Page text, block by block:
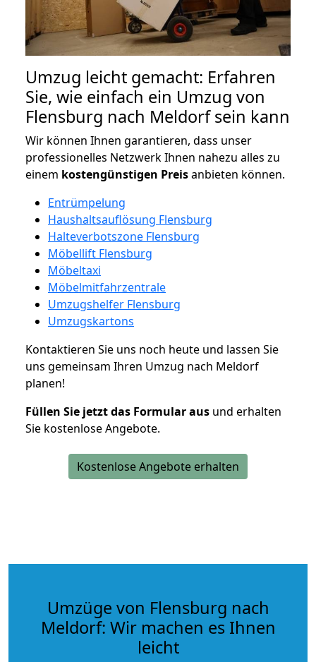
Umzug leicht gemacht: Erfahren
Sie, wie einfach ein Umzug von
Flensburg nach Meldorf sein kann
Wir können Ihnen garantieren, dass unser
professionelles Netzwerk Ihnen nahezu alles zu
einem kostengünstigen Preisanbieten können.
Entrümpelung
Haushaltsauflösung Flensburg
Halteverbotszone Flensburg
Möbellift Flensburg
Möbeltaxi
Möbelmitfahrzentrale
Umzugshelfer Flensburg
Umzugskartons
Kontaktieren Sie uns noch heute und lassen Sie
uns gemeinsam Ihren Umzug nach Meldorf
planen!
Füllen Sie jetzt das Formular aus und erhalten
Sie kostenlose Angebote.
Kostenlose Angebote erhalten
Umzüge von Flensburg nach
Meldorf: Wir machen es Ihnen
leicht